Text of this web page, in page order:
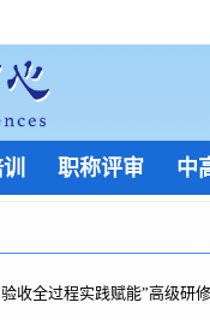
职称评审 中
收全过程实践赋能”高级研